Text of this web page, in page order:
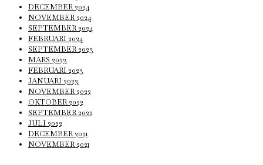
DECEMBER 2024
NOVEMBER 2024
SEPTEMBER 2024
FEBRUARI 2024
SEPTEMBER 2023
MARS 2023
FEBRUARI 2023
JANUARI 2023
NOVEMBER 2022
OKTOBER 2022
SEPTEMBER 2022
JULI 2022
DECEMBER 2021
NOVEMBER 2021